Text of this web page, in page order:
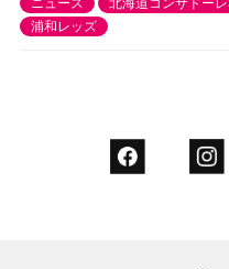
ニュース
北海道コンサドー
浦和レッズ